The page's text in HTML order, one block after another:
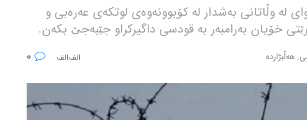
وڵاتانی بەشدار لە کۆبوونەوەی لوتکەی عەرەبی و
خۆیان بەرامبەر بە قودسی داگیرکراو جێبەجێ بکەن.
,هەڵبژاردە